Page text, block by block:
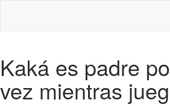
Kaká es padre
vez mientras